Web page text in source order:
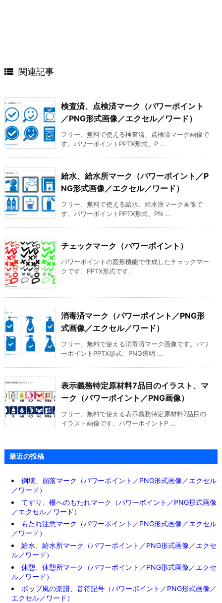
 関連記事
検査済、点検済マーク（パワーポイント
／PNG形式画像／エクセル／ワード）
フリー、無料で使える検査済、点検済マーク画像で
す。パワーポイントPPTX形式、P ...
給水、給水所マーク（パワーポイント／P
NG形式画像／エクセル／ワード）
フリー、無料で使える給水、給水所マーク画像で
す。パワーポイントPPTX形式、PN ...
チェックマーク（パワーポイント）
パワーポイントの図形機能で作成したチェックマー
クです。PPTX形式です。
消毒済マーク（パワーポイント／PNG形
式画像／エクセル／ワード）
フリー、無料で使える消毒済マーク画像です。パワ
ーポイントPPTX形式、PNG透明 ...
表示義務特定原材料7品目のイラスト、マ
ーク（パワーポイント／PNG画像）
フリー、無料で使える表示義務特定原材料7品目の
イラスト画像です。パワーポイントP ...
最近の投稿
倒壊、崩落マーク（パワーポイント／PNG形式画像／エクセル
／ワード）
てすり、柵へのもたれマーク（パワーポイント／PNG形式画像
／エクセル／ワード）
もたれ注意マーク（パワーポイント／PNG形式画像／エクセル
／ワード）
給水、給水所マーク（パワーポイント／PNG形式画像／エクセ
ル／ワード）
休憩、休憩所マーク（パワーポイント／PNG形式画像／エクセ
ル／ワード）
ポップ風の楽譜、音符記号（パワーポイント／PNG形式画像／
エクセル／ワード）